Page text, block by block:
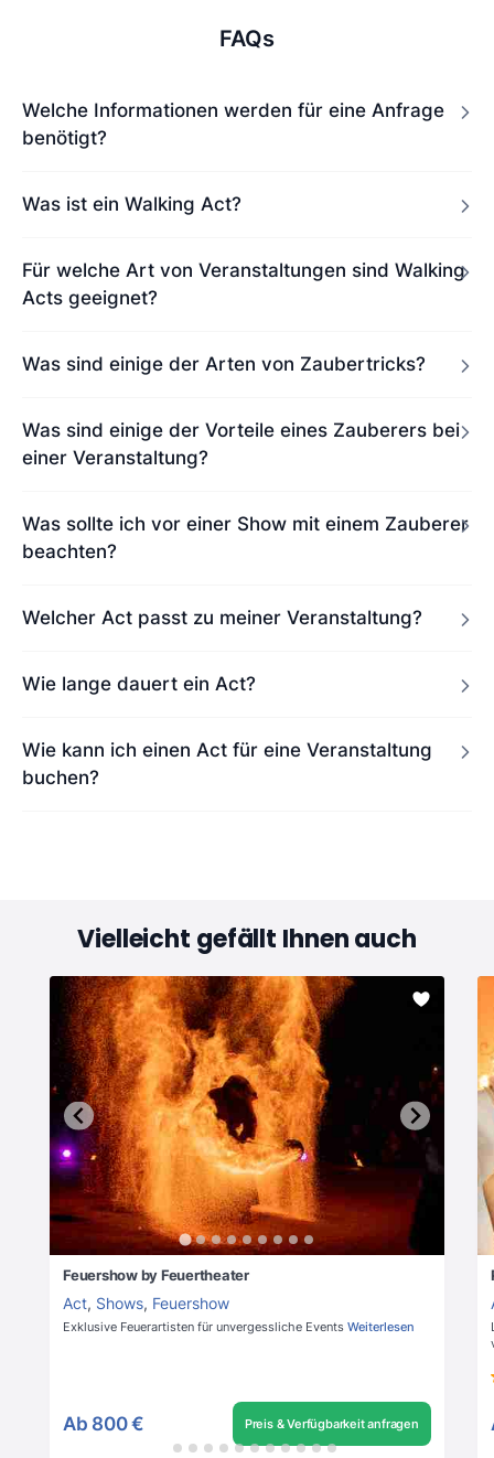
FAQs
Welche Informationen werden für eine Anfrage
benötigt?
Was ist ein Walking Act?
Für welche Art von Veranstaltungen sind Walking
Acts geeignet?
Was sind einige der Arten von Zaubertricks?
Was sind einige der Vorteile eines Zauberers bei
einer Veranstaltung?
Was sollte ich vor einer Show mit einem Zauberer
beachten?
Welcher Act passt zu meiner Veranstaltung?
Wie lange dauert ein Act?
Wie kann ich einen Act für eine Veranstaltung
buchen?
Vielleicht gefällt Ihnen auch
Feuershow by Feuertheater
Act, Shows, Feuershow
Exklusive Feuerartisten für unvergessliche Events Weiterlesen
Ab 800 € Preis & Verfügbarkeit anfragen